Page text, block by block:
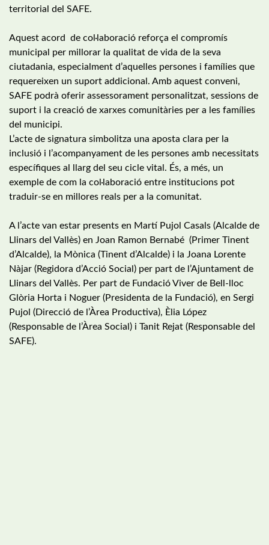
territorial del SAFE.
Aquest acord de col·laboració reforça el compromís
municipal per millorar la qualitat de vida de la seva
ciutadania, especialment d’aquelles persones i famílies que
requereixen un suport addicional. Amb aquest conveni,
SAFE podrà oferir assessorament personalitzat, sessions de
suport i la creació de xarxes comunitàries per a les famílies
del municipi.
L’acte de signatura simbolitza una aposta clara per la
inclusió i l’acompanyament de les persones amb necessitats
específiques al llarg del seu cicle vital. És, a més, un
exemple de com la col·laboració entre institucions pot
traduir-se en millores reals per a la comunitat.
A l’acte van estar presents en Martí Pujol Casals (Alcalde de
Llinars del Vallès) en Joan Ramon Bernabé (Primer Tinent
d’Alcalde), la Mònica (Tinent d’Alcalde) i la Joana Lorente
Nàjar (Regidora d’Acció Social) per part de l’Ajuntament de
Llinars del Vallès. Per part de Fundació Viver de Bell-lloc
Glòria Horta i Noguer (Presidenta de la Fundació), en Sergi
Pujol (Direcció de l’Àrea Productiva), Èlia López
(Responsable de l’Àrea Social) i Tanit Rejat (Responsable del
SAFE).